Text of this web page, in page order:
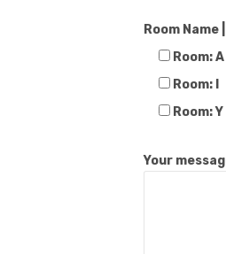
Room
Room: A
Room: I
Room: Y
Your